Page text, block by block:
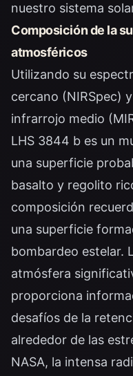
nuestro sistema
Composición de la
atmosféricos
Utilizando su
cercano (NIRSpec)
infrarrojo medio
LHS 3844 b es un
una superficie
basalto y regolito
composición
una superficie
bombardeo estelar.
atmósfera
proporciona
desafíos de la
alrededor de las
NASA, la intensa